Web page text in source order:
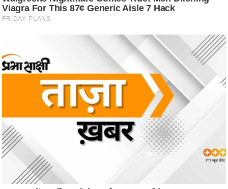
ने
स
रि
ले
शि
प
रा
ति